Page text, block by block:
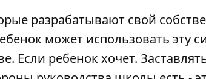
разрабатывают свой
может использовать эту
Если ребенок хочет.